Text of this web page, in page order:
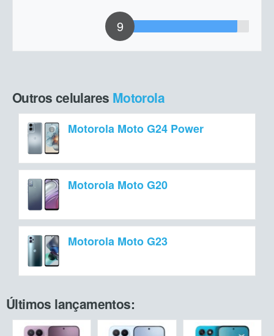
9
Outros celulares Motorola
Motorola Moto G24 Power
Motorola Moto G20
Motorola Moto G23
Últimos lançamentos: